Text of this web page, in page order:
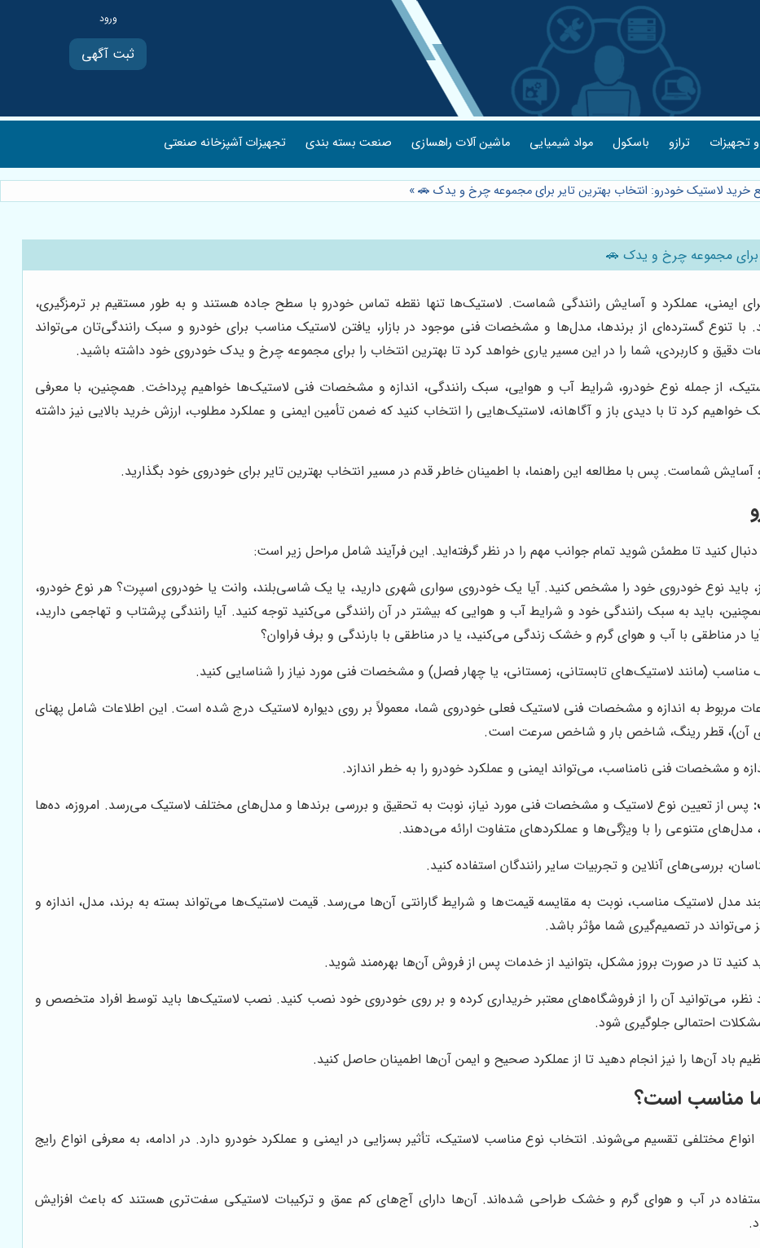
ثبت آگهی
و تجهیزات ترازو باسکول مواد شیمیایی ماشین آلات راهسازی صنعت بسته بندی تجهیزات آشپزخانه صنعتی
خرید لاستیک خودرو: انتخاب بهترین تایر برای مجموعه چرخ و یدک 🚗»
برای مجموعه چرخ و یدک 🚗
ایمنی، عملکرد و آسایش رانندگی شماست. لاستیک‌ها تنها نقطه تماس خودرو با سطح جاده هستند و به طور مستقیم بر ترمزگیری،
تنوع گسترده‌ای از برندها، مدل‌ها و مشخصات فنی موجود در بازار، یافتن لاستیک مناسب برای خودرو و سبک رانندگی‌تان می‌تواند
دقیق و کاربردی، شما را در این مسیر یاری خواهد کرد تا بهترین انتخاب را برای مجموعه چرخ و یدک خودروی خود داشته باشید.
از جمله نوع خودرو، شرایط آب و هوایی، سبک رانندگی، اندازه و مشخصات فنی لاستیک‌ها خواهیم پرداخت. همچنین، با معرفی
کرد تا با دیدی باز و آگاهانه، لاستیک‌هایی را انتخاب کنید که ضمن تأمین ایمنی و عملکرد مطلوب، ارزش خرید بالایی نیز داشته
شماست. پس با مطالعه این راهنما، با اطمینان خاطر قدم در مسیر انتخاب بهترین تایر برای خودروی خود بگذارید.
دنبال کنید تا مطمئن شوید تمام جوانب مهم را در نظر گرفته‌اید. این فرآیند شامل مراحل زیر است:
باید نوع خودروی خود را مشخص کنید. آیا یک خودروی سواری شهری دارید، یا یک شاسی‌بلند، وانت یا خودروی اسپرت؟ هر نوع خودرو،
باید به سبک رانندگی خود و شرایط آب و هوایی که بیشتر در آن رانندگی می‌کنید توجه کنید. آیا رانندگی پرشتاب و تهاجمی دارید،
در مناطقی با آب و هوای گرم و خشک زندگی می‌کنید، یا در مناطقی با بارندگی و برف فراوان؟
مناسب (مانند لاستیک‌های تابستانی، زمستانی، یا چهار فصل) و مشخصات فنی مورد نیاز را شناسایی کنید.
مربوط به اندازه و مشخصات فنی لاستیک فعلی خودروی شما، معمولاً بر روی دیواره لاستیک درج شده است. این اطلاعات شامل پهنای
آن)، قطر رینگ، شاخص بار و شاخص سرعت است.
و مشخصات فنی نامناسب، می‌تواند ایمنی و عملکرد خودرو را به خطر اندازد.
پس از تعیین نوع لاستیک و مشخصات فنی مورد نیاز، نوبت به تحقیق و بررسی برندها و مدل‌های مختلف لاستیک می‌رسد. امروزه، ده‌ها
مدل‌های متنوعی را با ویژگی‌ها و عملکردهای متفاوت ارائه می‌دهند.
بررسی‌های آنلاین و تجربیات سایر رانندگان استفاده کنید.
مدل لاستیک مناسب، نوبت به مقایسه قیمت‌ها و شرایط گارانتی آن‌ها می‌رسد. قیمت لاستیک‌ها می‌تواند بسته به برند، مدل، اندازه و
می‌تواند در تصمیم‌گیری شما مؤثر باشد.
کنید تا در صورت بروز مشکل، بتوانید از خدمات پس از فروش آن‌ها بهره‌مند شوید.
نظر، می‌توانید آن را از فروشگاه‌های معتبر خریداری کرده و بر روی خودروی خود نصب کنید. نصب لاستیک‌ها باید توسط افراد متخصص و
مشکلات احتمالی جلوگیری شود.
باد آن‌ها را نیز انجام دهید تا از عملکرد صحیح و ایمن آن‌ها اطمینان حاصل کنید.
مناسب است؟
مختلفی تقسیم می‌شوند. انتخاب نوع مناسب لاستیک، تأثیر بسزایی در ایمنی و عملکرد خودرو دارد. در ادامه، به معرفی انواع رایج
در آب و هوای گرم و خشک طراحی شده‌اند. آن‌ها دارای آج‌های کم عمق و ترکیبات لاستیکی سفت‌تری هستند که باعث افزایش